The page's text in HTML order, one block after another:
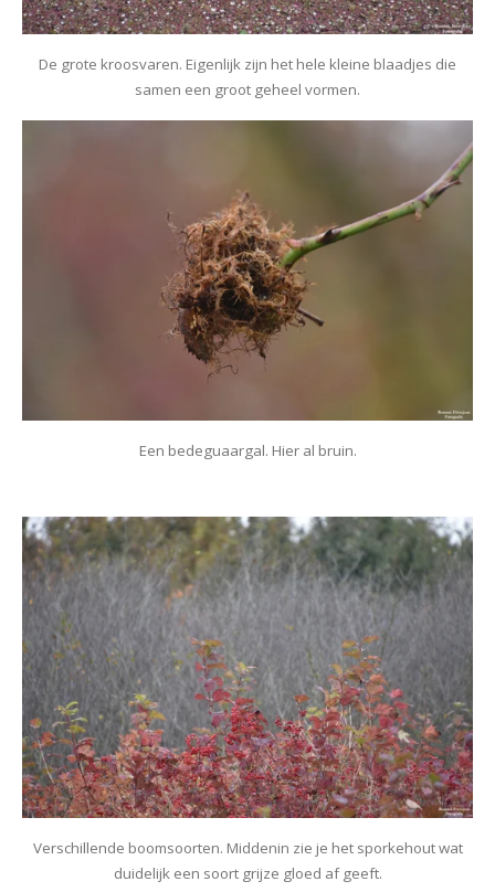
De grote kroosvaren. Eigenlijk zijn het hele kleine blaadjes die
samen een groot geheel vormen.
Een bedeguaargal. Hier al bruin.
Verschillende boomsoorten. Middenin zie je het sporkehout wat
duidelijk een soort grijze gloed af geeft.